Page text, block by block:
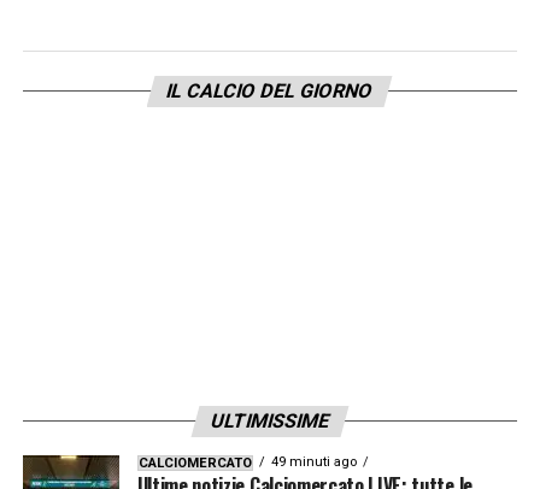
IL CALCIO DEL GIORNO
ULTIMISSIME
CALCIOMERCATO 49 minuti ago